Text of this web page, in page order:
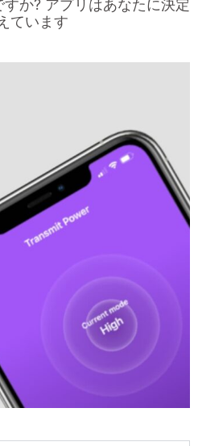
か? アプリはあなたに決定
ています